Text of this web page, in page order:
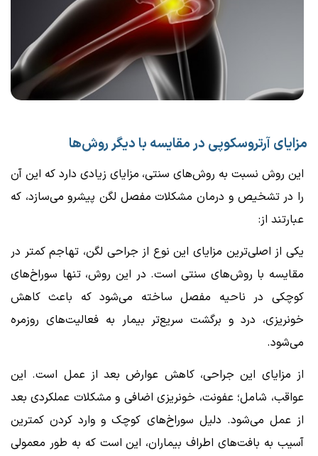
مزایای آرتروسکوپی در مقایسه با دیگر روش‌ها
این روش نسبت به روش‌های سنتی، مزایای زیادی دارد که این آن
را در تشخیص و درمان مشکلات مفصل لگن پیشرو می‌سازد، که
عبارتند از:
یکی از اصلی‌ترین مزایای این نوع از جراحی لگن، تهاجم کمتر در
مقایسه با روش‌های سنتی است. در این روش، تنها سوراخ‌های
کوچکی در ناحیه مفصل ساخته می‌شود که باعث کاهش
خونریزی، درد و برگشت سریع‌تر بیمار به فعالیت‌های روزمره
می‌شود.
از مزایای این جراحی، کاهش عوارض بعد از عمل است. این
عواقب، شامل؛ عفونت، خونریزی اضافی و مشکلات عملکردی بعد
از عمل می‌شود. دلیل سوراخ‌های کوچک و وارد کردن کمترین
آسیب به بافت‌های اطراف بیماران، این است که به طور معمولی